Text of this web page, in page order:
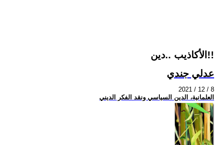
الأكاذيب ..دين!!
عدلي جندي
2021 / 12 / 8
العلمانية، الدين السياسي ونقد الفكر الديني